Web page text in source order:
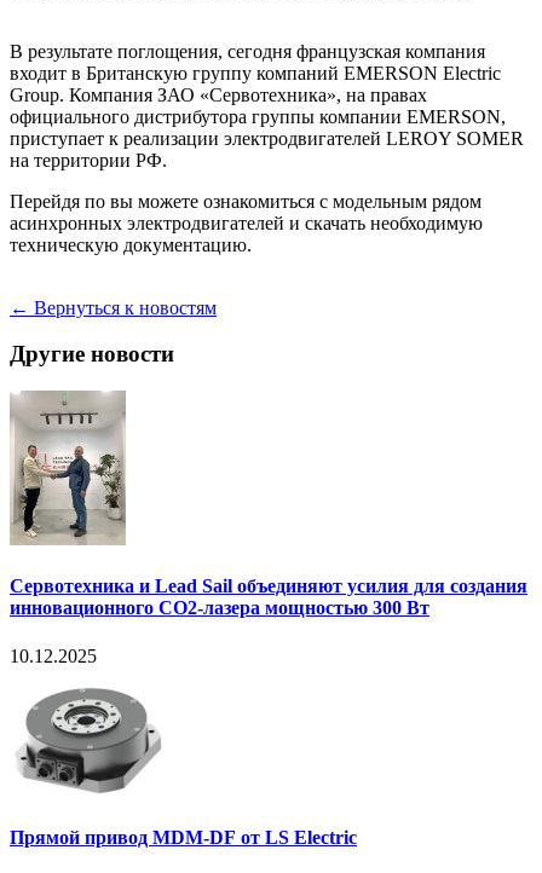
В результате поглощения, сегодня французская компания
входит в Британскую группу компаний EMERSON Electric
Group. Компания ЗАО «Сервотехника», на правах
официального дистрибутора группы компании EMERSON,
приступает к реализации электродвигателей LEROY SOMER
на территории РФ.
Перейдя по вы можете ознакомиться с модельным рядом
асинхронных электродвигателей и скачать необходимую
техническую документацию.
← Вернуться к новостям
Другие новости
Сервотехника и Lead Sail объединяют усилия для создания
инновационного CO2-лазера мощностью 300 Вт
10.12.2025
Прямой привод MDM-DF от LS Electric